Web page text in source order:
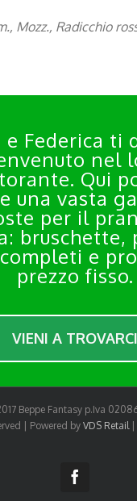
Mozz., Radicchio
e Federica ti
nel
Qui
una vasta
per il
bruschette,
e
prezzo fisso.
VIENI A TROVARCI
Beppe Fantasy p.Iva
| Powered byVDS Retail|